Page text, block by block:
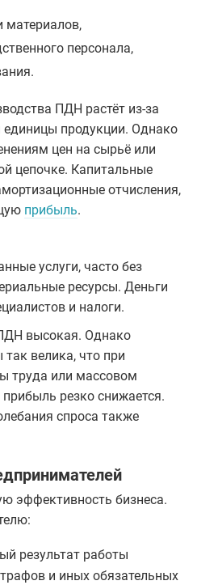
материалов,
персонала,
ПДН растёт из-за
единицы продукции. Однако
цен на сырьё или
цепочке. Капитальные
отчисления,
прибыль.
услуги, часто без
ресурсы. Деньги
и налоги.
высокая. Однако
велика, что при
труда или массовом
резко снижается.
спроса также
эффективность бизнеса.
результат работы
и иных обязательных